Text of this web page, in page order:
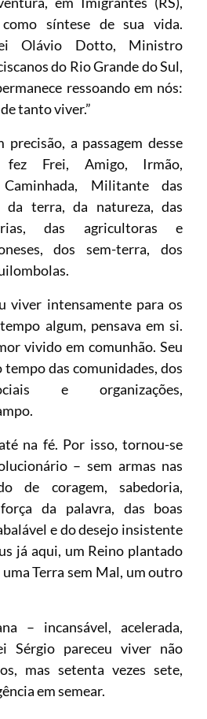
síntese de sua vida.
Olávio Dotto, Ministro
do Rio Grande do Sul,
ressoando em nós:
tanto viver.”
a passagem desse
Frei, Amigo, Irmão,
Militante das
terra, da natureza, das
das agricultoras e
dos sem-terra, dos
viver intensamente para os
algum, pensava em si.
vivido em comunhão. Seu
das comunidades, dos
e organizações,
na fé. Por isso, tornou-se
– sem armas nas
de coragem, sabedoria,
da palavra, das boas
e do desejo insistente
já aqui, um Reino plantado
Terra sem Mal, um outro
– incansável, acelerada,
Sérgio pareceu viver não
mas setenta vezes sete,
em semear.